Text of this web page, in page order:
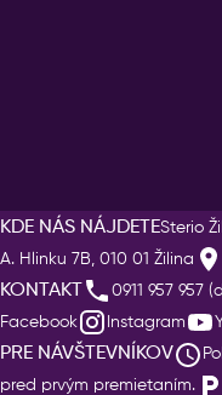
KDE NÁS NÁJDETESterio
A. Hlinku 7B, 010 01 Žilina
KONTAKT 0911 957 957
Facebook
Instagram
PRE NÁVŠTEVNÍKOV
pred prvým premietaním.